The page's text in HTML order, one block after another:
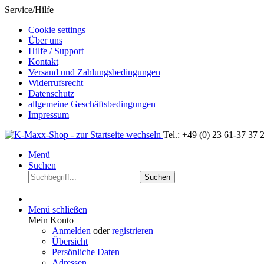
Service/Hilfe
Cookie settings
Über uns
Hilfe / Support
Kontakt
Versand und Zahlungsbedingungen
Widerrufsrecht
Datenschutz
allgemeine Geschäftsbedingungen
Impressum
Tel.: +49 (0) 23 61-37 37
Menü
Suchen
Suchen
Menü schließen
Mein Konto
Anmelden oderregistrieren
Übersicht
Persönliche Daten